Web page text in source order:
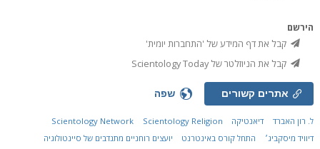
הירשם
קבל את דף המידע של 'התחברות יומית'
קבל את הניוזלטר של Scientology Today
אתרים קשורים שפה
ל. רון האברד דיאנטיקה Scientology Network
Scientology Religion
דיוויד מיסקביג׳
התחל קורס באינטרנט
יועצים רוחניים מתנדבים של סיינטולוגיה